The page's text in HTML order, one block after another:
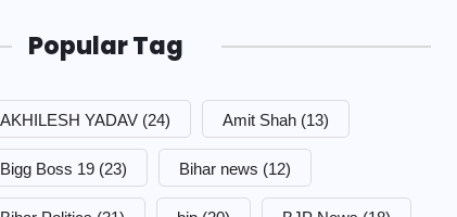
Popular Tag
AKHILESH YADAV (24) Amit Shah (13)
Bigg Boss 19 (23) Bihar news (12)